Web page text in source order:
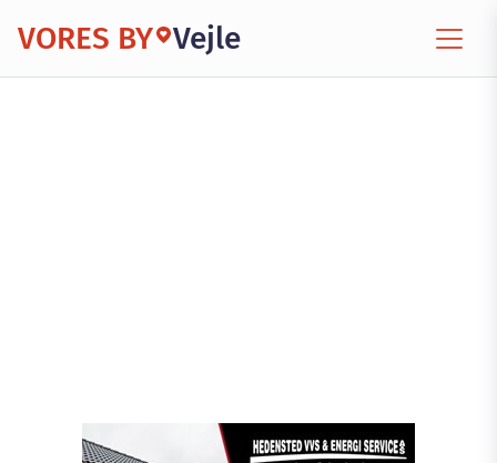
VORES BY Vejle